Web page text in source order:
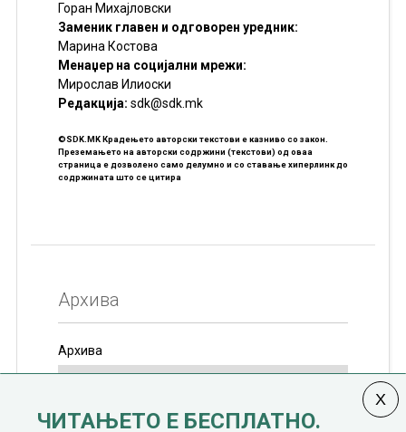
Горан Михајловски
Заменик главен и одговорен уредник:
Марина Костова
Менаџер на социјални мрежи:
Мирослав Илиоски
Редакцијa: sdk@sdk.mk
©SDK.MK Крадењето авторски текстови е казниво со закон.
Преземањето на авторски содржини (текстови) од оваа
страница е дозволено само делумно и со ставање хиперлинк до
содржината што се цитира
Архива
Архива
ЧИТАЊЕТО Е БЕСПЛАТНО.